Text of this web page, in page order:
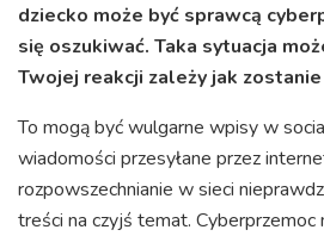
dziecko może być sprawcą
się oszukiwać. Taka sytuacja
Twojej reakcji zależy jak
To mogą być wulgarne wpisy w
wiadomości przesyłane przez
rozpowszechnianie w sieci
treści na czyjś temat.